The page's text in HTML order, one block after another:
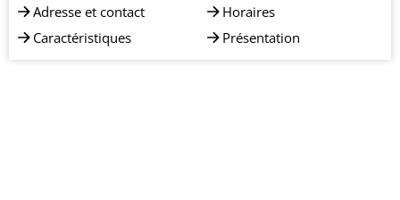
Adresse et contact
Caractéristiques
Horaires
Présentation